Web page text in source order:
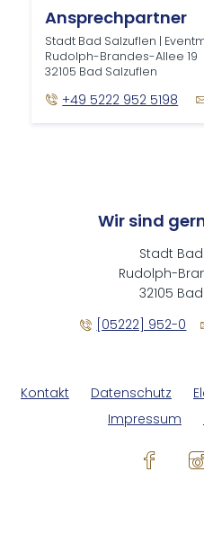
Ansprechpartner
Stadt Bad Salzuflen |
Rudolph-Brandes-Allee 19
32105 Bad Salzuflen
+49 5222 952 5198
Wir sind
Stadt
Rudolph-
32105
[05222] 952-0
Kontakt Datenschutz
Impressum